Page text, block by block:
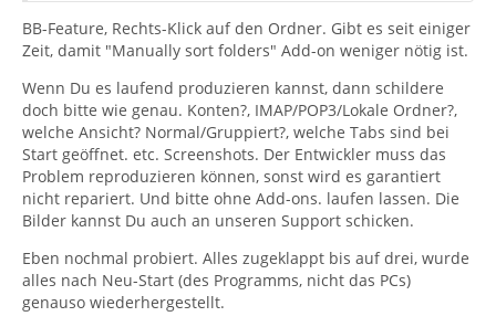
BB-Feature, Rechts-Klick auf den Ordner. Gibt es seit einiger
Zeit, damit "Manually sort folders" Add-on weniger nötig ist.
Wenn Du es laufend produzieren kannst, dann schildere
doch bitte wie genau. Konten?, IMAP/POP3/Lokale Ordner?,
welche Ansicht? Normal/Gruppiert?, welche Tabs sind bei
Start geöffnet. etc. Screenshots. Der Entwickler muss das
Problem reproduzieren können, sonst wird es garantiert
nicht repariert. Und bitte ohne Add-ons. laufen lassen. Die
Bilder kannst Du auch an unseren Support schicken.
Eben nochmal probiert. Alles zugeklappt bis auf drei, wurde
alles nach Neu-Start (des Programms, nicht das PCs)
genauso wiederhergestellt.